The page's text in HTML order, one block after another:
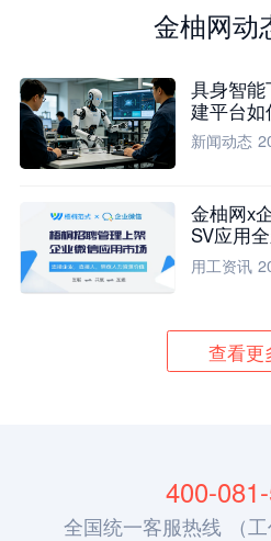
金柚网动
具身智
建平台
新闻动态
金柚网x
SV应用
流程全
用工资讯
查看更
400-
全国统一客服热线 （工